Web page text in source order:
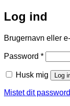
Log ind
Brugernavn eller
Password *
Husk mig Log
Mistet dit